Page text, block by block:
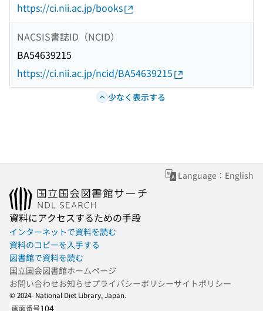
https://ci.nii.ac.jp/books
NACSIS書誌ID（NCID）
BA54639215
https://ci.nii.ac.jp/ncid/BA54639215
少なく表示する
Language：English
資料にアクセスするための手段
インターネットで資料を読む
資料のコピーを入手する
図書館で資料を読む
国立国会図書館ホームページ
お問い合わせお知らせプライバシーポリシーサイトポリシー
© 2024- National Diet Library, Japan.
画面番号104